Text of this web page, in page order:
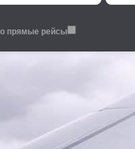
прямые рейсы